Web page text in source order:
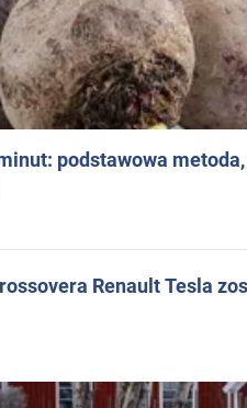
podstawowa
Renault Tesla